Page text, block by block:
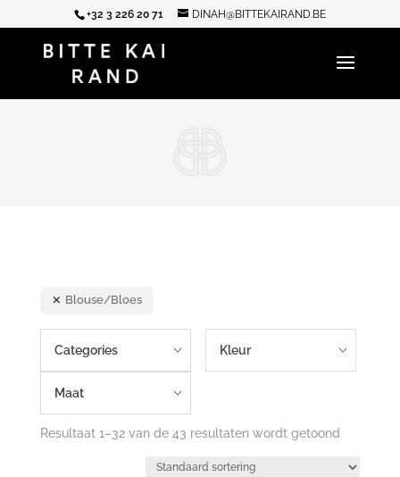
+32 3 226 20 71 DINAH@BITTEKAIRAND.BE
Blouse/Bloes
Categories Kleur
Maat
Resultaat 1–32 van de 43 resultaten wordt getoond